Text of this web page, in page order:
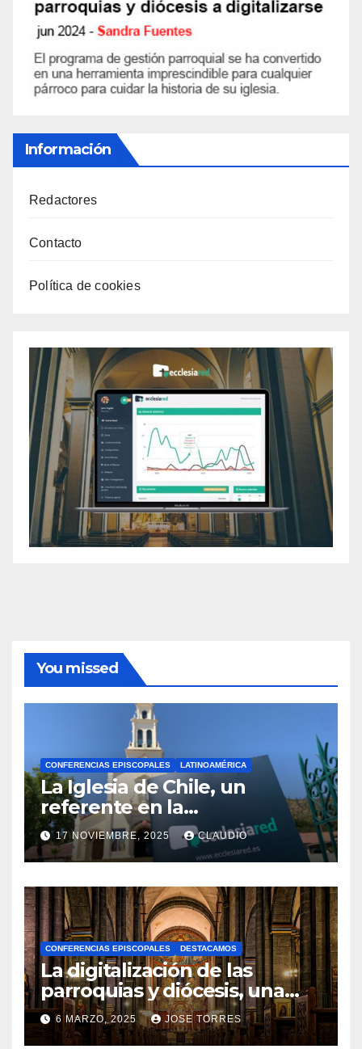
Información
Redactores
Contacto
Política de cookies
You missed
CONFERENCIAS EPISCOPALES LATINOAMÉRICA
La Iglesia de Chile, un
referente en la
transformación digital
gracias a Ecclesiared
17 NOVIEMBRE, 2025 CLAUDIO
N
O
H
A
Y
C
O
M
CONFERENCIAS EPISCOPALES DESTACAMOS
La digitalización de las
parroquias y diócesis, una
realidad ya para el futuro de
la Iglesia
6 MARZO, 2025 JOSE TORRES
N